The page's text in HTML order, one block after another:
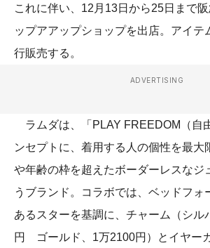
これに伴い、12月13日から25日まで
ップアアップショップを出店。アイテ
行販売する。
ADVERTISING
ラムダは、「PLAY FREEDOM（自
ンセプトに、着用する人の個性を最大
や年齢の枠を超えたボーダーレスなジ
うブランド。コラボでは、ベッドフォ
あるスターを基調に、チャーム（シル
円 ゴールド、1万2100円）とイヤー